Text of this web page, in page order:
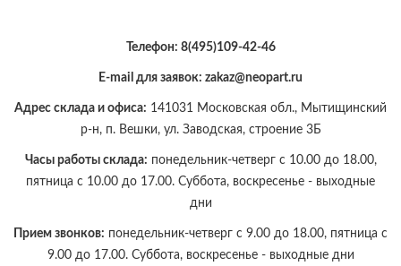
Телефон: 8(495)109-42-46
E-mail для заявок: zakaz@neopart.ru
Адрес склада и офиса: 141031 Московская обл., Мытищинский
р-н, п. Вешки, ул. Заводская, строение 3Б
Часы работы склада: понедельник-четверг с 10.00 до 18.00,
пятница с 10.00 до 17.00. Суббота, воскресенье - выходные
дни
Прием звонков: понедельник-четверг с 9.00 до 18.00, пятница с
9.00 до 17.00. Суббота, воскресенье - выходные дни